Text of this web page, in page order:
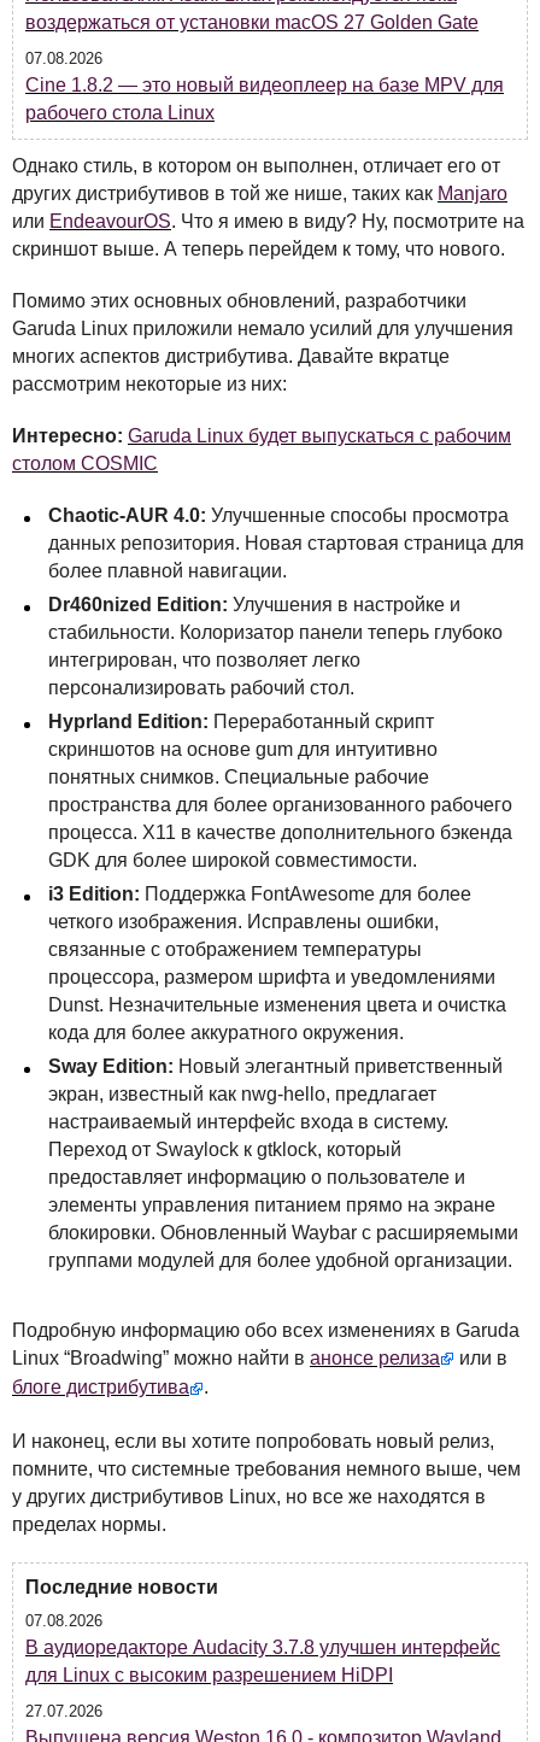
воздержаться от установки macOS 27 Golden Gate
07.08.2026
Cine 1.8.2 — это новый видеоплеер на базе MPV для
рабочего стола Linux
Однако стиль, в котором он выполнен, отличает его от
других дистрибутивов в той же нише, таких как Manjaro
или EndeavourOS. Что я имею в виду? Ну, посмотрите на
скриншот выше. А теперь перейдем к тому, что нового.
Помимо этих основных обновлений, разработчики
Garuda Linux приложили немало усилий для улучшения
многих аспектов дистрибутива. Давайте вкратце
рассмотрим некоторые из них:
Интересно: Garuda Linux будет выпускаться с рабочим
столом COSMIC
Chaotic-AUR 4.0: Улучшенные способы просмотра
данных репозитория. Новая стартовая страница для
более плавной навигации.
Dr460nized Edition: Улучшения в настройке и
стабильности. Колоризатор панели теперь глубоко
интегрирован, что позволяет легко
персонализировать рабочий стол.
Hyprland Edition: Переработанный скрипт
скриншотов на основе gum для интуитивно
понятных снимков. Специальные рабочие
пространства для более организованного рабочего
процесса. X11 в качестве дополнительного бэкенда
GDK для более широкой совместимости.
i3 Edition: Поддержка FontAwesome для более
четкого изображения. Исправлены ошибки,
связанные с отображением температуры
процессора, размером шрифта и уведомлениями
Dunst. Незначительные изменения цвета и очистка
кода для более аккуратного окружения.
Sway Edition: Новый элегантный приветственный
экран, известный как nwg-hello, предлагает
настраиваемый интерфейс входа в систему.
Переход от Swaylock к gtklock, который
предоставляет информацию о пользователе и
элементы управления питанием прямо на экране
блокировки. Обновленный Waybar с расширяемыми
группами модулей для более удобной организации.
Подробную информацию обо всех изменениях в Garuda
Linux “Broadwing” можно найти в анонсе релиза
или в
блоге дистрибутива
.
И наконец, если вы хотите попробовать новый релиз,
помните, что системные требования немного выше, чем
у других дистрибутивов Linux, но все же находятся в
пределах нормы.
Последние новости
07.08.2026
В аудиоредакторе Audacity 3.7.8 улучшен интерфейс
для Linux с высоким разрешением HiDPI
27.07.2026
Выпущена версия Weston 16.0 - композитор Wayland